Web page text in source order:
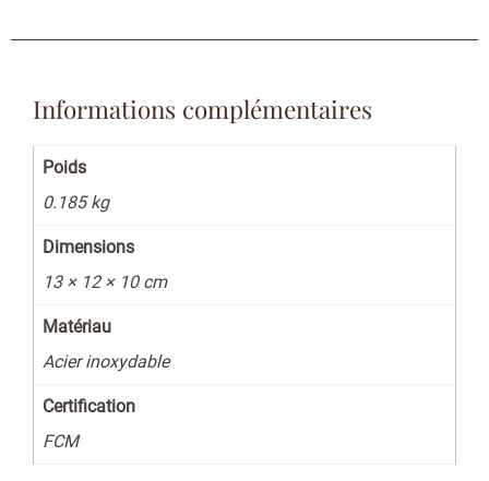
Informations complémentaires
Poids
0.185 kg
Dimensions
13 × 12 × 10 cm
Matériau
Acier inoxydable
Certification
FCM